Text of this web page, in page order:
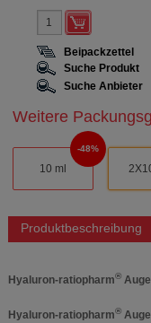
Beipackzettel
Suche Produkt
Suche Anbieter
Weitere
10 ml
48%
Produktbeschreibung
Hyaluron-ratiopharm®
Hyaluron-ratiopharm®